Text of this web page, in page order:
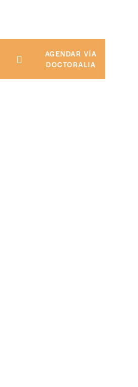
AGENDAR VÍA
DOCTORALIA